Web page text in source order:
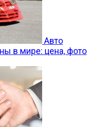
Авто
в мире: цена, фото